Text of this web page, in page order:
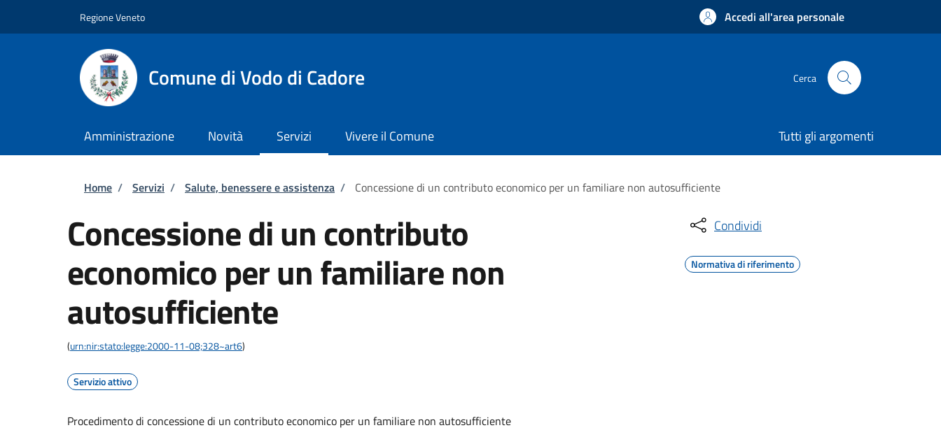
Regione Veneto Accedi all'area personale
Comune di Vodo di Cadore Cerca
Amministrazione Novità Servizi Vivere il Comune Tutti gli argomenti
Briciole di pane
Home / Servizi / Salute, benessere e assistenza / Concessione di un contributo economico per un familiare non autosufficiente
Concessione di un contributo
economico per un familiare non
autosufficiente
(urn:nir:stato:legge:2000-11-08;328~art6)
Servizio attivo
Procedimento di concessione di un contributo economico per un familiare non autosufficiente
Condividi
Normativa di riferimento